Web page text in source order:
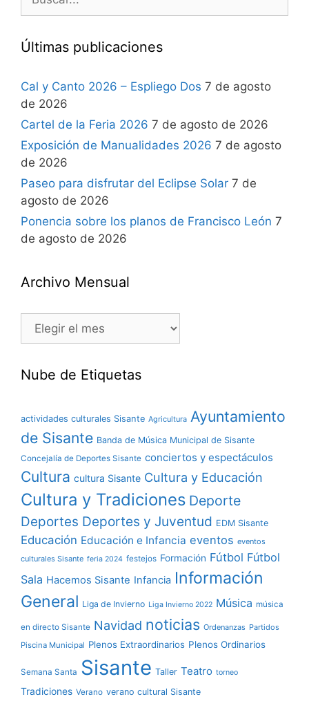
Últimas publicaciones
Cal y Canto 2026 – Espliego Dos 7 de agosto
de 2026
Cartel de la Feria 2026 7 de agosto de 2026
Exposición de Manualidades 2026 7 de agosto
de 2026
Paseo para disfrutar del Eclipse Solar 7 de
agosto de 2026
Ponencia sobre los planos de Francisco León 7
de agosto de 2026
Archivo Mensual
Nube de Etiquetas
actividades culturales Sisante Agricultura Ayuntamiento
de Sisante Banda de Música Municipal de Sisante
Concejalía de Deportes Sisante conciertos y espectáculos
Cultura cultura Sisante Cultura y Educación
Cultura y Tradiciones Deporte
Deportes Deportes y Juventud EDM Sisante
Educación Educación e Infancia eventos eventos
culturales Sisante feria 2024 festejos Formación Fútbol Fútbol
Sala Hacemos Sisante Infancia Información
General Liga de Invierno Liga Invierno 2022 Música música
en directo Sisante Navidad noticias Ordenanzas Partidos
Piscina Municipal Plenos Extraordinarios Plenos Ordinarios
Semana Santa Sisante Taller Teatro torneo
Tradiciones Verano verano cultural Sisante